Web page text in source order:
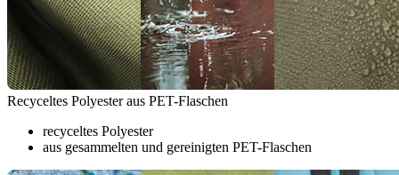
Recyceltes Polyester aus PET-Flaschen
recyceltes Polyester
aus gesammelten und gereinigten PET-Flaschen